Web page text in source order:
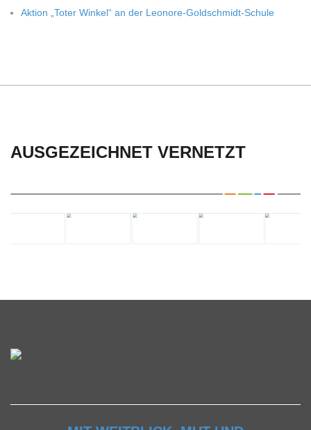
Aktion „Toter Win­kel“ an der Leonore-Goldschmidt-Schule
AUSGEZEICHNET VERNETZT